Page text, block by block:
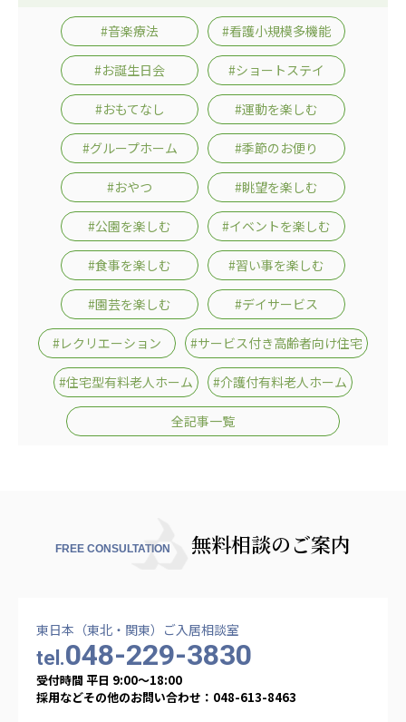
クヴィアン小学校・カンボジア日本友好共生クヴ
ィアン中学校
カンボジア日本友好技術教育センター
NGO共生の家
G-COM JOINT STOCK COMPANY
海外子会社・合弁会社
瀋陽長者会
上海介護施設
広州谷豊園
#音楽療法 #看護小規模多機能
#お誕生日会 #ショートステイ
#おもてなし #運動を楽しむ
#グループホーム #季節のお便り
#おやつ #眺望を楽しむ
#公園を楽しむ #イベントを楽しむ
#食事を楽しむ #習い事を楽しむ
#園芸を楽しむ #デイサービス
#レクリエーション #サービス付き高齢者向け住宅
#住宅型有料老人ホーム #介護付有料老人ホーム
全記事一覧
FREE CONSULTATION 無料相談のご案内
東日本（東北・関東）ご入居相談室
tel.048-229-3830
受付時間 平日 9:00〜18:00
採用などその他のお問い合わせ：048-613-8463